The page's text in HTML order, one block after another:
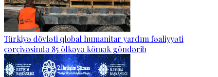
Türkiyə dövləti qlobal humanitar yardım fəaliyyəti
çərçivəsində 85 ölkəyə kömək göndərib